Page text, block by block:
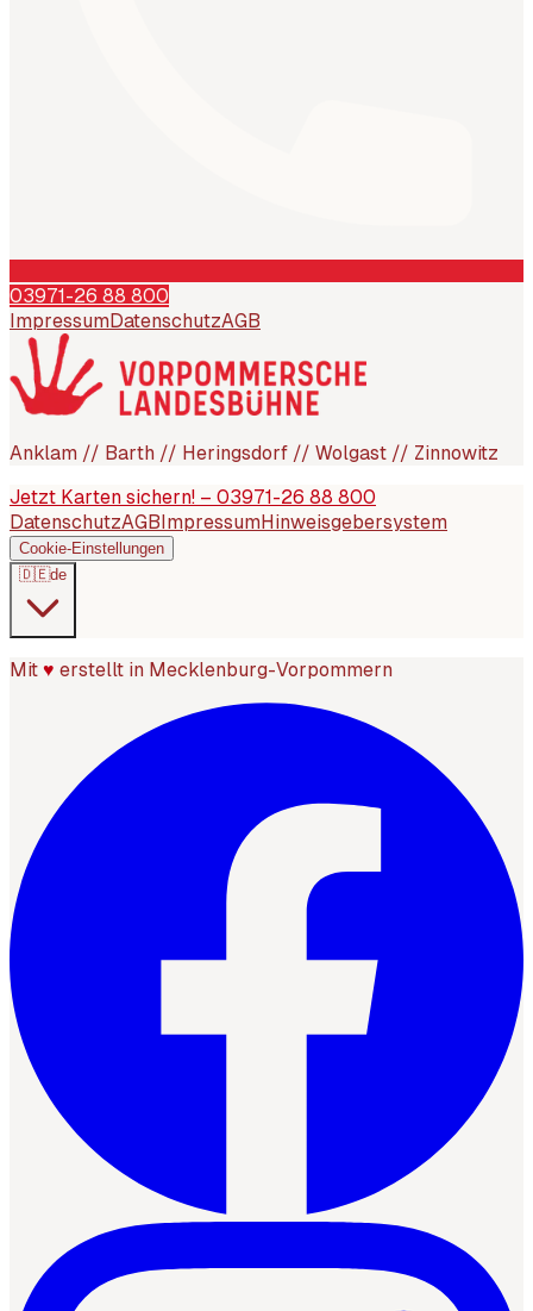
03971-26 88 800
Impressum DatenschutzAGB
Anklam // Barth // Heringsdorf // Wolgast // Zinnowitz
Jetzt Karten sichern! – 03971-26 88 800
DatenschutzAGB ImpressumHinweisgebersystem
Cookie-Einstellungen
🇩🇪de
Mit ♥ erstellt in Mecklenburg-Vorpommern